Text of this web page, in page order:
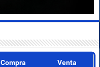
Compra Venta